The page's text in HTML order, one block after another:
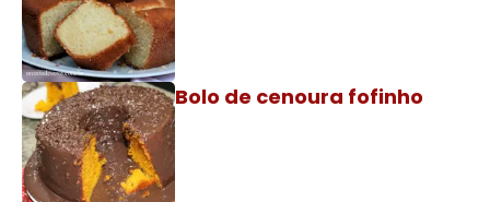
Bolo de cenoura fofinho